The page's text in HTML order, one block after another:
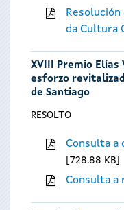
Resolución
da Cultura
XVIII Premio Elías
esforzo
de Santiago
RESOLTO
Consulta a
728.88 KB
Consulta a